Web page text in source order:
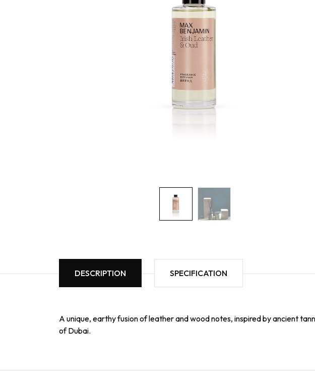
DESCRIPTION SPECIFICATION
A unique, earthy fusion of leather and wood notes, inspired by ancient
of Dubai.